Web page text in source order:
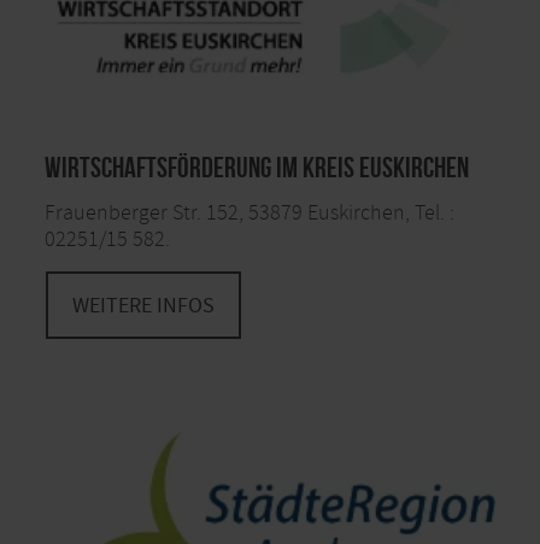
Wirtschaftsförderung im Kreis Euskirchen
Frauenberger Str. 152, 53879 Euskirchen, Tel. :
02251/15 582.
WEITERE INFOS